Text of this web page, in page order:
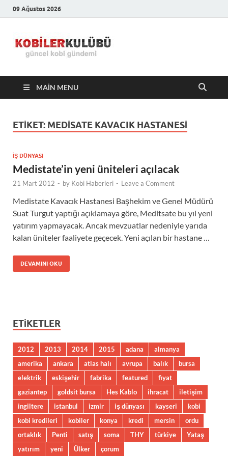
09 Ağustos 2026
Kulübü –
En Güncel
Kobi
MAIN MENU
ETIKET: MEDISATE KAVACIK HASTANESI
İŞ DÜNYASI
Medistate’in yeni üniteleri açılacak
21 Mart 2012 - by Kobi Haberleri - Leave a Comment
Medistate Kavacık Hastanesi Başhekim ve Genel Müdürü
Suat Turgut yaptığı açıklamaya göre, Meditsate bu yıl yeni
yatırım yapmayacak. Ancak mevzuatlar nedeniyle yarıda
kalan üniteler faaliyete geçecek. Yeni açılan bir hastane …
DEVAMINI OKU
ETIKETLER
2012 2013 2014 2015 adana
almanya
amerika
ankara atlas halı avrupa balık
bursa
elektrik
eskişehir fabrika featured
fiyat
gaziantep
goldsit bursa Hes Kablo ihracat
iletişim
ingiltere
istanbul izmir iş dünyası kayseri
kobi
kobi kredileri
kobiler konya kredi mersin
ordu
ortaklık
Penti satış soma THY türkiye
Yataş
yatırım
yeni Ülker çorum